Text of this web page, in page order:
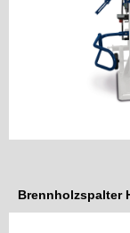
Brennholzspalter